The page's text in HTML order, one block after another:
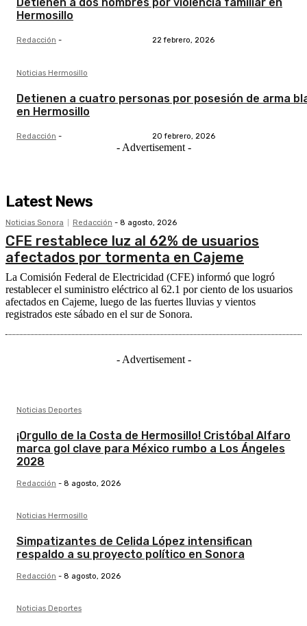
Detienen a dos hombres por violencia familiar en
Hermosillo
Redacción - 22 febrero, 2026
Noticias Hermosillo
Detienen a cuatro personas por posesión de arma
en Hermosillo
Redacción - 20 febrero, 2026
- Advertisement -
Latest News
Noticias Sonora Redacción - 8 agosto, 2026
CFE restablece luz al 62% de usuarios
afectados por tormenta en Cajeme
La Comisión Federal de Electricidad (CFE) informó que logró
restablecer el suministro eléctrico al 62.1 por ciento de los usuarios
afectados en Cajeme, luego de las fuertes lluvias y vientos
registrados este sábado en el sur de Sonora.
- Advertisement -
Noticias Deportes
¡Orgullo de la Costa de Hermosillo! Cristóbal Alfaro
marca gol clave para México rumbo a Los Ángeles
2028
Redacción - 8 agosto, 2026
Noticias Hermosillo
Simpatizantes de Celida López intensifican
respaldo a su proyecto político en Sonora
Redacción - 8 agosto, 2026
Noticias Deportes